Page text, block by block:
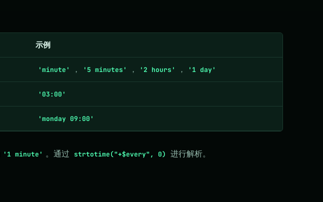
示例
'minute' ， '5 minutes' ， '2 hours' ， '1 day'
'03:00'
'monday 09:00'
'1 minute' 。通过 strtotime("+$every", 0) 进行解析。